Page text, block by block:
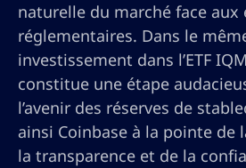
naturelle du marché face aux
réglementaires. Dans le
investissement dans l’ETF
constitue une étape
l’avenir des réserves de
ainsi Coinbase à la pointe de
la transparence et de la